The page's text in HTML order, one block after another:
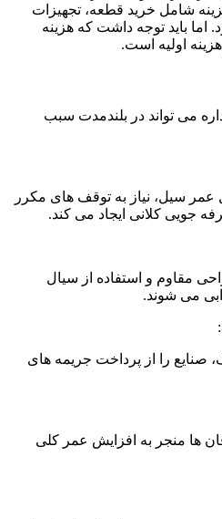
شامل خرید قطعه، تجهیزات
باید توجه داشت که هزینه
اولیه است.
می تواند در بلندمدت سبب
سیل، نیاز به توقف های مکرر
جویی کلانی ایجاد می کند.
مقاوم و استفاده از سیال
می شوند.
صنایع را از پرداخت جریمه های
ها منجر به افزایش عمر کلی